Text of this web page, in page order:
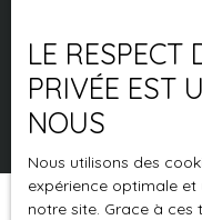
Surface min (m²)
LE RESPECT
PRIVÉE EST
NOUS
Nous utilisons des
expérience optimale
notre site. Grace à ces